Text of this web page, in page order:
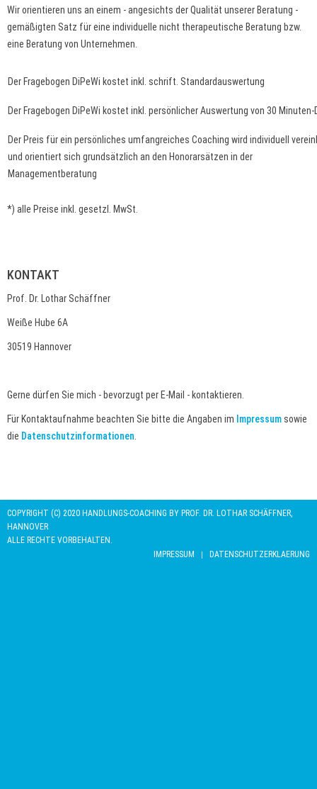
Wir orientieren uns an einem - angesichts der Qualität unserer Beratung -
gemäßigten Satz für eine individuelle nicht therapeutische Beratung bzw.
eine Beratung von Unternehmen.
Der Fragebogen DiPeWi kostet inkl. schrift. Standardauswertung
Der Fragebogen DiPeWi kostet inkl. persönlicher Auswertung von 30 Minuten-
Der Preis für ein persönliches umfangreiches Coaching wird individuell
und orientiert sich grundsätzlich an den Honorarsätzen in der
Managementberatung
*) alle Preise inkl. gesetzl. MwSt.
KONTAKT
Prof. Dr. Lothar Schäffner
Weiße Hube 6A
30519 Hannover
Gerne dürfen Sie mich - bevorzugt per E-Mail - kontaktieren.
Für Kontaktaufnahme beachten Sie bitte die Angaben im Impressumsowie
die Datenschutzinformationen
COPYRIGHT (C) 2020 HANDLUNGS-COACHING BY PROF. DR. LOTHAR SCHÄFFNER,
HANNOVER
ALLE RECHTE VORBEHALTEN.
IMPRESSUM
DATENSCHUTZERKLAERUNG